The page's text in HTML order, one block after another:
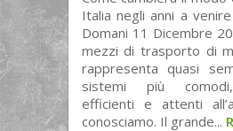
Italia negli anni a
Domani 11 Dicembre
mezzi di trasporto di
rappresenta quasi
sistemi più
efficienti e attenti
conosciamo. Il grande...